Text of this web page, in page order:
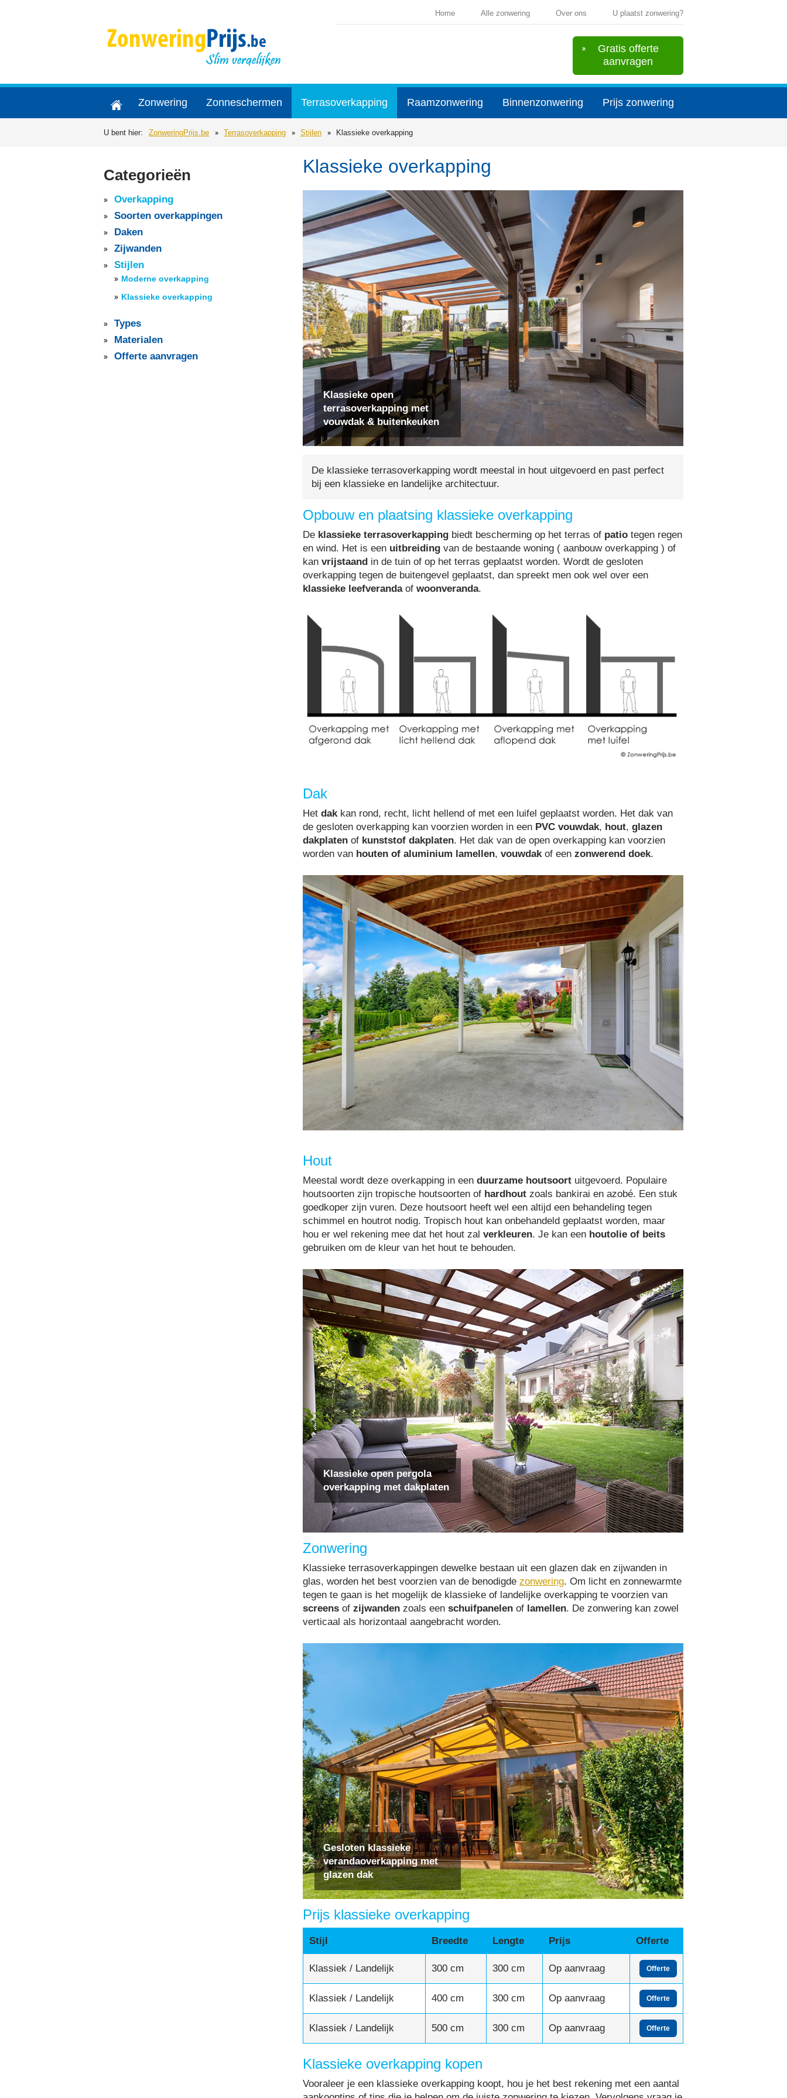
Home Alle zonwering Over ons U plaatst zonwering?
Gratis offerte
aanvragen
Zonwering Zonneschermen Terrasoverkapping Raamzonwering Binnenzonwering Prijs zonwering
U bent hier: ZonweringPrijs.be Terrasoverkapping Stijlen Klassieke overkapping
Klassieke overkapping
Klassieke open
terrasoverkapping met
vouwdak & buitenkeuken
De klassieke terrasoverkapping wordt meestal in hout uitgevoerd en past perfect
bij een klassieke en landelijke architectuur.
Opbouw en plaatsing klassieke overkapping
De klassieke terrasoverkapping biedt bescherming op het terras of patio tegen regen
en wind. Het is een uitbreiding van de bestaande woning ( aanbouw overkapping ) of
kan vrijstaand in de tuin of op het terras geplaatst worden. Wordt de gesloten
overkapping tegen de buitengevel geplaatst, dan spreekt men ook wel over een
klassieke leefverandaof woonveranda.
Dak
Het dak kan rond, recht, licht hellend of met een luifel geplaatst worden. Het dak van
de gesloten overkapping kan voorzien worden in een PVC vouwdak, hout, glazen
dakplaten of kunststof dakplaten. Het dak van de open overkapping kan voorzien
worden van houten of aluminium lamellen, vouwdak of een zonwerend doek.
Hout
Meestal wordt deze overkapping in een duurzame houtsoort uitgevoerd. Populaire
houtsoorten zijn tropische houtsoorten of hardhout zoals bankirai en azobé. Een stuk
goedkoper zijn vuren. Deze houtsoort heeft wel een altijd een behandeling tegen
schimmel en houtrot nodig. Tropisch hout kan onbehandeld geplaatst worden, maar
hou er wel rekening mee dat het hout zal verkleuren. Je kan een houtolie of beits
gebruiken om de kleur van het hout te behouden.
Klassieke open pergola
overkapping met dakplaten
Zonwering
Klassieke terrasoverkappingen dewelke bestaan uit een glazen dak en zijwanden in
glas, worden het best voorzien van de benodigde zonwering. Om licht en zonnewarmte
tegen te gaan is het mogelijk de klassieke of landelijke overkapping te voorzien van
screens of zijwanden zoals een schuifpanelen of lamellen. De zonwering kan zowel
verticaal als horizontaal aangebracht worden.
Gesloten klassieke
verandaoverkapping met
glazen dak
Prijs klassieke overkapping
Stijl Breedte Lengte Prijs Offerte
Klassiek / Landelijk 300 cm 300 cm Op aanvraag Offerte
Klassiek / Landelijk 400 cm 300 cm Op aanvraag Offerte
Klassiek / Landelijk 500 cm 300 cm Op aanvraag Offerte
Klassieke overkapping kopen
Vooraleer je een klassieke overkapping koopt, hou je het best rekening met een aantal
Categorieën
Overkapping
Soorten overkappingen
Daken
Zijwanden
Stijlen
Moderne overkapping
Klassieke overkapping
Types
Materialen
Offerte aanvragen